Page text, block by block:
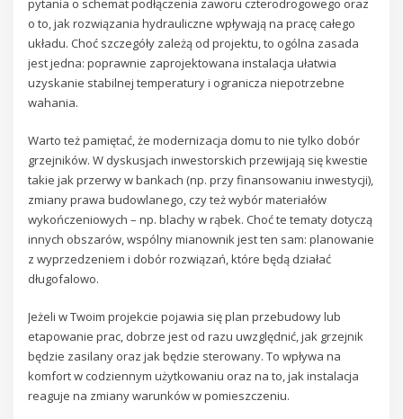
pytania o schemat podłączenia zaworu czterodrogowego oraz
o to, jak rozwiązania hydrauliczne wpływają na pracę całego
układu. Choć szczegóły zależą od projektu, to ogólna zasada
jest jedna: poprawnie zaprojektowana instalacja ułatwia
uzyskanie stabilnej temperatury i ogranicza niepotrzebne
wahania.
Warto też pamiętać, że modernizacja domu to nie tylko dobór
grzejników. W dyskusjach inwestorskich przewijają się kwestie
takie jak przerwy w bankach (np. przy finansowaniu inwestycji),
zmiany prawa budowlanego, czy też wybór materiałów
wykończeniowych – np. blachy w rąbek. Choć te tematy dotyczą
innych obszarów, wspólny mianownik jest ten sam: planowanie
z wyprzedzeniem i dobór rozwiązań, które będą działać
długofalowo.
Jeżeli w Twoim projekcie pojawia się plan przebudowy lub
etapowanie prac, dobrze jest od razu uwzględnić, jak grzejnik
będzie zasilany oraz jak będzie sterowany. To wpływa na
komfort w codziennym użytkowaniu oraz na to, jak instalacja
reaguje na zmiany warunków w pomieszczeniu.